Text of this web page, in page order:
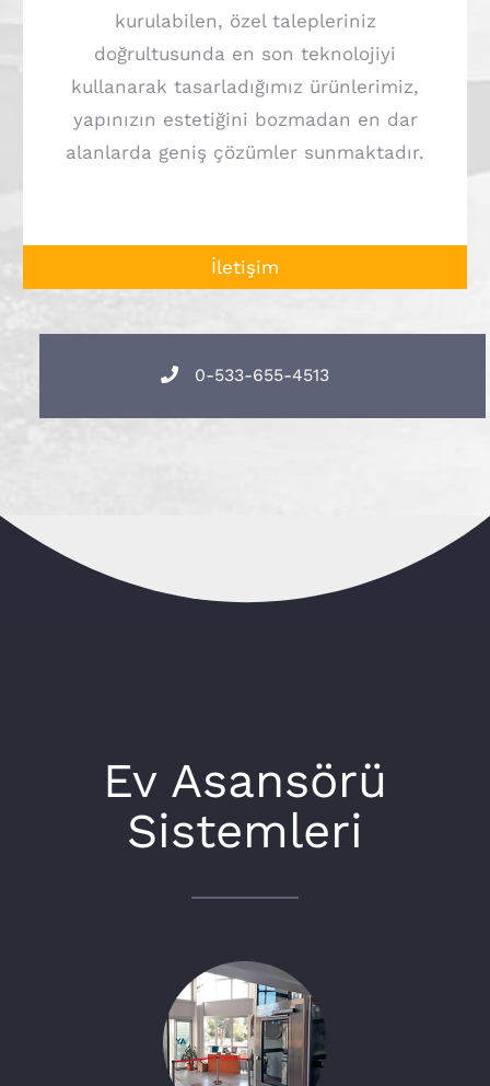
kurulabilen, özel talepleriniz
doğrultusunda en son teknolojiyi
kullanarak tasarladığımız ürünlerimiz,
yapınızın estetiğini bozmadan en dar
alanlarda geniş çözümler sunmaktadır.
İletişim
0-533-655-4513
Ev Asansörü
Sistemleri